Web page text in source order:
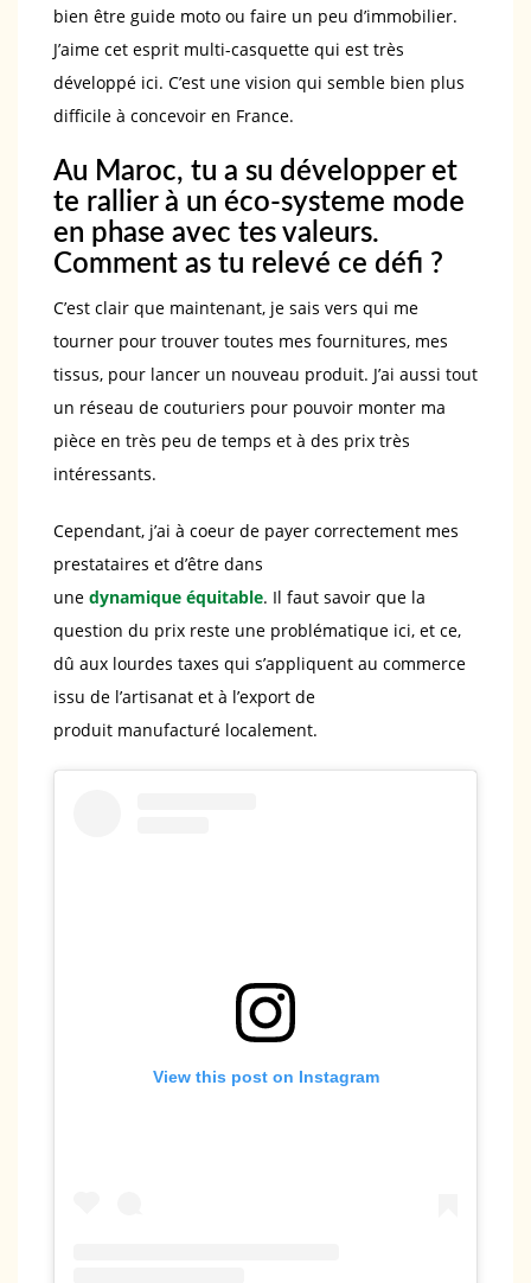
bien être guide moto ou faire un peu d’immobilier.
J’aime cet esprit multi-casquette qui est très
développé ici. C’est une vision qui semble bien plus
difficile à concevoir en France.
Au Maroc, tu a su développer et
te rallier à un éco-systeme mode
en phase avec tes valeurs.
Comment as tu relevé ce défi ?
C’est clair que maintenant, je sais vers qui me
tourner pour trouver toutes mes fournitures, mes
tissus, pour lancer un nouveau produit. J’ai aussi tout
un réseau de couturiers pour pouvoir monter ma
pièce en très peu de temps et à des prix très
intéressants.
Cependant, j’ai à coeur de payer correctement mes
prestataires et d’être dans
une dynamique équitable. Il faut savoir que la
question du prix reste une problématique ici, et ce,
dû aux lourdes taxes qui s’appliquent au commerce
issu de l’artisanat et à l’export de
produit manufacturé localement.
View this post on Instagram